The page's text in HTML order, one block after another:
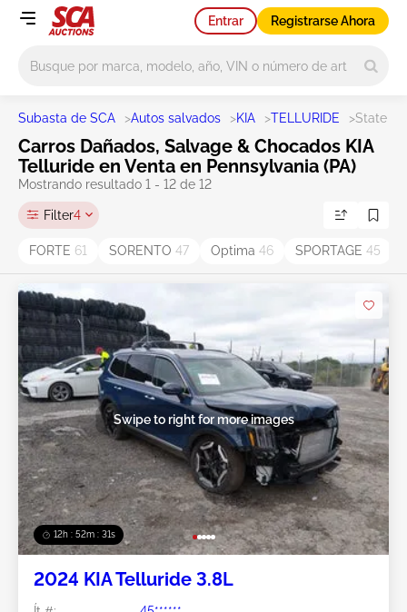
Entrar Registrarse Ahora
Subasta de SCA >Autos salvados >KIA >TELLURIDE >State PA
Carros Dañados, Salvage & Chocados KIA
Telluride en Venta en Pennsylvania (PA)
Mostrando resultado 1 - 12 de 12
Filter4
FORTE 61 SORENTO 47 Optima 46 SPORTAGE 45
12h : 52m : 29s
Swipe to right for more images
2024 KIA Telluride 3.8L